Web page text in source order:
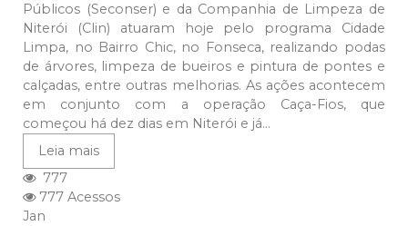
Públicos (Seconser) e da Companhia de Limpeza de
Niterói (Clin) atuaram hoje pelo programa Cidade
Limpa, no Bairro Chic, no Fonseca, realizando podas
de árvores, limpeza de bueiros e pintura de pontes e
calçadas, entre outras melhorias. As ações acontecem
em conjunto com a operação Caça-Fios, que
começou há dez dias em Niterói e já...
Leia mais
777
777 Acessos
Jan